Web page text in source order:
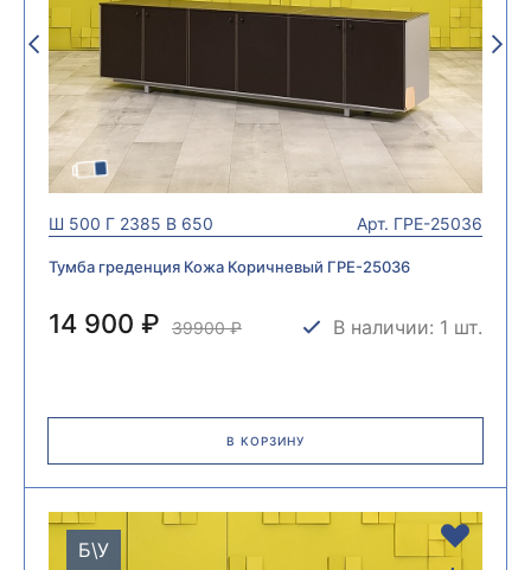
Ш 500 Г 2385 В 650 Арт. ГРЕ-25036
Тумба греденция Кожа Коричневый ГРЕ-25036
14 900 ₽ 39900₽ В наличии: 1 шт.
В КОРЗИНУ
Б\У